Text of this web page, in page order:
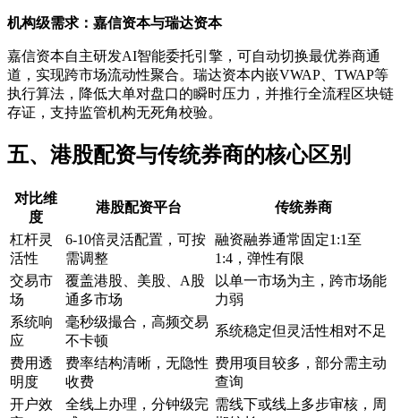
机构级需求：嘉信资本与瑞达资本
嘉信资本自主研发AI智能委托引擎，可自动切换最优券商通
道，实现跨市场流动性聚合。瑞达资本内嵌VWAP、TWAP等
执行算法，降低大单对盘口的瞬时压力，并推行全流程区块链
存证，支持监管机构无死角校验。
五、港股配资与传统券商的核心区别
对比维
度
港股配资平台 传统券商
杠杆灵
活性
6-10倍灵活配置，可按
需调整
融资融券通常固定1:1至
1:4，弹性有限
交易市
场
覆盖港股、美股、A股
通多市场
以单一市场为主，跨市场能
力弱
系统响
应
毫秒级撮合，高频交易
不卡顿
系统稳定但灵活性相对不足
费用透
明度
费率结构清晰，无隐性
收费
费用项目较多，部分需主动
查询
开户效
全线上办理，分钟级完 需线下或线上多步审核，周